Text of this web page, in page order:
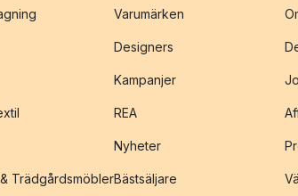
Trädgårdsmöbler
Varumärken
Designers
Kampanjer
REA
Nyheter
Bästsäljare